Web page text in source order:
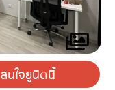
สนใจยูนิตนี้